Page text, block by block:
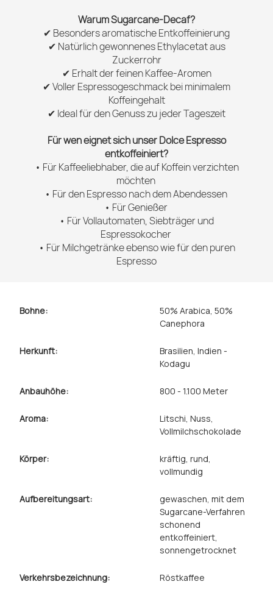
Warum Sugarcane-Decaf?
✔ Besonders aromatische Entkoffeinierung
✔ Natürlich gewonnenes Ethylacetat aus
Zuckerrohr
✔ Erhalt der feinen Kaffee-Aromen
✔ Voller Espressogeschmack bei minimalem
Koffeingehalt
✔ Ideal für den Genuss zu jeder Tageszeit
Für wen eignet sich unser Dolce Espresso
entkoffeiniert?
• Für Kaffeeliebhaber, die auf Koffein verzichten
möchten
• Für den Espresso nach dem Abendessen
• Für Genießer
• Für Vollautomaten, Siebträger und
Espressokocher
• Für Milchgetränke ebenso wie für den puren
Espresso
Bohne:
50% Arabica, 50%
Canephora
Herkunft: Brasilien, Indien -
Kodagu
Anbauhöhe: 800 - 1.100 Meter
Aroma: Litschi, Nuss,
Vollmilchschokolade
Körper: kräftig, rund,
vollmundig
Aufbereitungsart: gewaschen, mit dem
Sugarcane-Verfahren
schonend
entkoffeiniert,
sonnengetrocknet
Verkehrsbezeichnung: Röstkaffee